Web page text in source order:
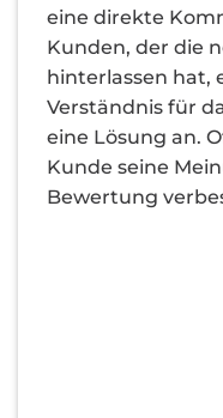
eine direkte
Kunden, der die
hinterlassen hat,
Verständnis für
eine Lösung an.
Kunde seine
Bewertung